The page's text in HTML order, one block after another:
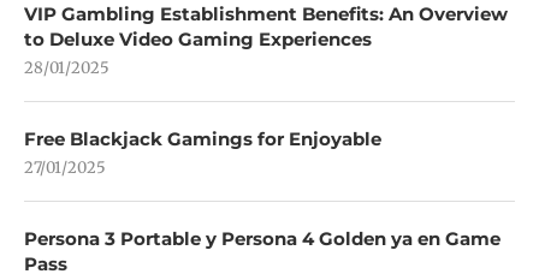
VIP Gambling Establishment Benefits: An Overview
to Deluxe Video Gaming Experiences
28/01/2025
Free Blackjack Gamings for Enjoyable
27/01/2025
Persona 3 Portable y Persona 4 Golden ya en Game
Pass